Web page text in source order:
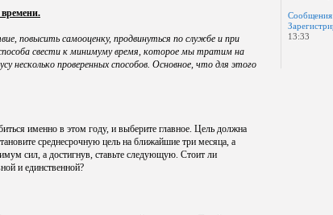
повысить самооценку, продвинуться по службе и при
свести к минимуму время, которое мы тратим на
несколько проверенных способов. Основное, что для этого
именно в этом году, и выберите главное. Цель должна
среднесрочную цель на ближайшие три месяца, а
сил, а достигнув, ставьте следующую. Стоит ли
и единственной?
Сообщения:
13:33